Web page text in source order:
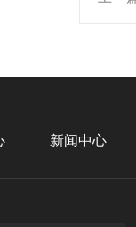
新闻中心